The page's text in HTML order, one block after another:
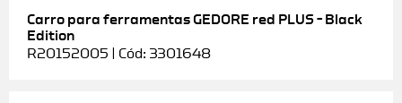
Carro para ferramentas GEDORE red PLUS – Black
Edition
R20152005 | Cód: 3301648